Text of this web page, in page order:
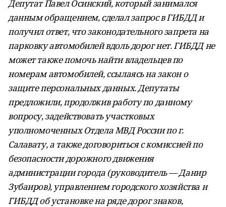
Депутат Павел Осинский, который занимался
данным обращением, сделал запрос в ГИБДД и
получил ответ, что законодательного запрета на
парковку автомобилей вдоль дорог нет. ГИБДД не
может также помочь найти владельцев по
номерам автомобилей, ссылаясь на закон о
защите персональных данных. Депутаты
предложили, продолжив работу по данному
вопросу, задействовать участковых
уполномоченных Отдела МВД России по г.
Салавату, а также договориться с комиссией по
безопасности дорожного движения
администрации города (руководитель — Данир
Зубаиров), управлением городского хозяйства и
ГИБДД об установке на ряде дорог знаков,